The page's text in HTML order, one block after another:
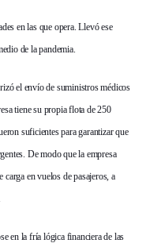
en las que opera. Llevó ese
de la pandemia.
el envío de suministros médicos
tiene su propia flota de 250
suficientes para garantizar que
De modo que la empresa
en vuelos de pasajeros, a
en la fría lógica financiera de las